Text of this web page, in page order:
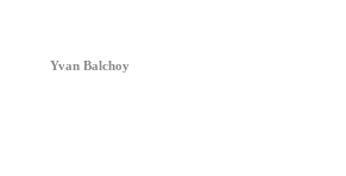
Yvan Balchoy